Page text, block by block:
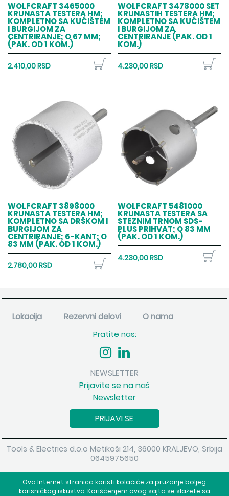
Ova Internet stranica koristi kolačiće za pružanje boljeg
korisničkog iskustva. Korišćenjem ovog sajta se slažete sa
WOLFCRAFT 3465000
KRUNASTA TESTERA HM;
KOMPLETNO SA KUĆIŠTEM
I BURGIJOM ZA
CENTRIRANJE; O 67 MM;
(PAK. OD 1 KOM.)
2.410,00 RSD
WOLFCRAFT 3478000 SET
KRUNASTIH TESTERA HM;
KOMPLETNO SA KUĆIŠTEM
I BURGIJOM ZA
CENTRIRANJE (PAK. OD 1
KOM.)
4.230,00 RSD
WOLFCRAFT 3898000
KRUNASTA TESTERA HM;
KOMPLETNO SA DRŠKOM I
BURGIJOM ZA
CENTRIRANJE; 6-KANT; O
83 MM (PAK. OD 1 KOM.)
2.780,00 RSD
WOLFCRAFT 5481000
KRUNASTA TESTERA SA
STEZNIM TRNOM SDS-
PLUS PRIHVAT; O 83 MM
(PAK. OD 1 KOM.)
4.230,00 RSD
Lokacija Rezervni delovi
O nama
Pratite nas:
NEWSLETTER
Prijavite se na naš
Newsletter
PRIJAVI SE
Tools & Electrics d.o.o Metikoši 214, 36000 KRALJEVO, Srbija
0645975650
Powered byshopen.com